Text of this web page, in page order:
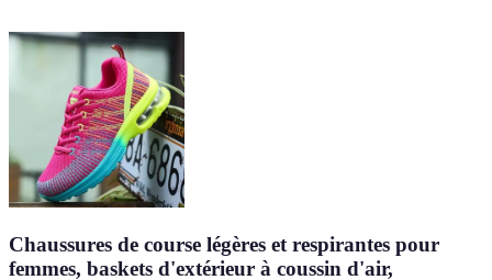
Chaussures de course légères et respirantes pour
femmes, baskets d'extérieur à coussin d'air,